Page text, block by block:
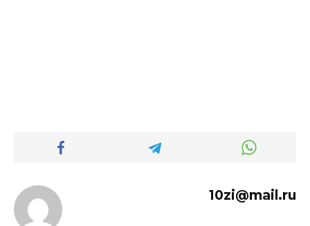
10zi@mail.ru